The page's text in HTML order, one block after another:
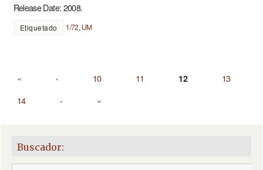
Release Date: 2008.
Etiquetado 1/72, UM
« ‹ 10 11 12
13
14
› »
Buscador: